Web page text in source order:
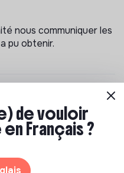
nous communiquer les
pu obtenir.
documents de
de vouloir
Français ?